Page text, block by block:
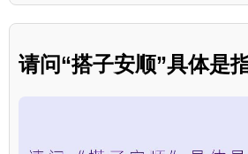
请问“搭子安顺”具体是